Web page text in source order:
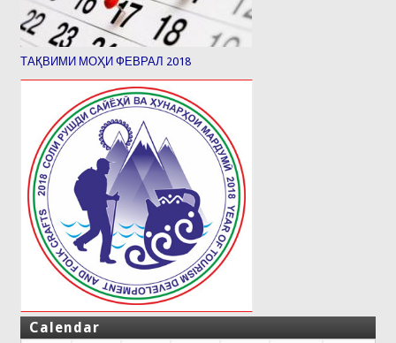
ТАҚВИМИ МОҲИ ФЕВРАЛ 2018
Calendar